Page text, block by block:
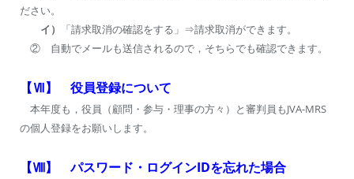
ださい。
イ）
「請求取消の確認をする」⇒請求取消ができます。
② 自動でメールも送信されるので，そちらでも確認できます。
【Ⅶ】 役員登録について
本年度も，役員（顧問・参与・理事の方々）と審判員もJVA-MRS
の個人登録をお願いします。
【Ⅷ】 パスワード・ログインIDを忘れた場合